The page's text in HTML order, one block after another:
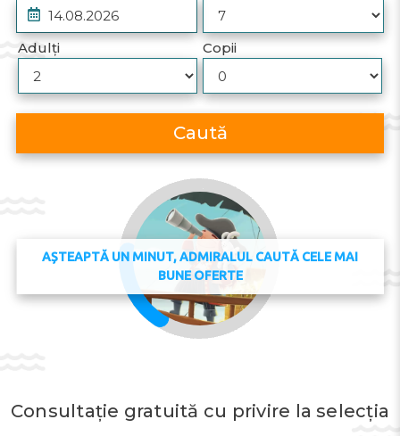
Adulți Copii
Caută
AȘTEAPTĂ UN MINUT, ADMIRALUL CAUTĂ CELE MAI
BUNE OFERTE
Consultație gratuită cu privire la selecția